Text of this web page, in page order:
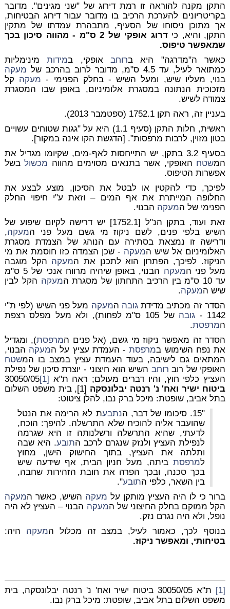
התקן מקנה להוראה זו רמת דירוג של "שני מגינים". מדובר
בקריטריונים להערכת הרכיב בו מדובר עבור דירוג הבטיחות,
אך מתוכן ניסוחו של הסעיף, מתבהרת עמדתו של מתקין
התקן, והיא, כי
דרוג אופקי של 2 ס"מ - מהווה סיכון בכך
שמאפשר טיפוס.
כאשר ה"מדרגה" היא ברוחבאופקי, במידותמינימליות
כמתואר לעיל, עד 4.5 ס"מ, מדובר לרוב בהרכב של
מעקה
בנוי, מעליו שיש, ומעל השיש -בחלק הפנימי - מעקה קל
מזכוכית הנתונה במסגרת אלומיניום, באופן שבו המסגרת
צמודה לשיש.
בעניין זה, ראה תקן 1752.1 (ספטמבר 2013).
ראשית, חלות התקן (סעיף 1.1) היא על "גגות שטוחים עשויים
בטון מזוין, לרבות מרפסות". [הדגשת הקו אינה במקור].
בסעיף 3.2 בתקן, יש התייחסות לאף-מים, שקיומו מגדיל את
המשטח האופקי, אשר בתנאים מסוימים מהווה מכשולבשל
אפשרות הטיפוס.
לפיכך, כדי להקטין או לבטל את הסיכון, מוצע לבצע את
החלופה המייתרת את אף המים – וזאת ע"י חיפוי החלק
הפנימי של המעקה הבנוי.
זאת ועוד, בתקן הנ"ל [1752.1] יש דרישה לקיום שיפוע של
השיש בלפי פנים, לשם ניקוז מי גשם מעל פני המעקה,
ודרישה זו נמצאת בסתירה עם הנוהג של הצמדת מסגרת
האלומיניום אל שיש המעקה - שכן הצמדה כזו חוסמת את מי
הניקוז. לפיכך, הפתרון הוא לתכנן את המעקה הקל מוגבה
מעל פני המעקה
הבנוי, באופן שיהיה מרווח אנכי של 5 ס"מ
עד 10 ס"מ בין הרכיב התחתון של מסגרת ה
מעקה הקל לבין
שיש המעקה.
הסדר זה מכתיב מדידתגובה המעקה מעל פני השיש (לפי ת"י
1142 -
גובה
של 105 ס"מ לפחות), ולא מעל מפלס רצפת
המרפסת.
הסדר זה מאפשר ניקוז מי גשם, (אל פנים המרפסת), ומגדיל
את נפח השימוש במרפסת- העמדת עציץ על המעקה הבנוי,
המתאים גם לישיבה, בעוד העמדת עציץ במצב בו המשטח
האופקי של רוב רוחב השיש הוא חיצוני - יוצרת סיכון של נפילת
העציץ כלפי חוץ, והיו דברים מעולם; ראה ת"א [1]
30050/05
ביטוח ישיר ואח' נ' רנטה יבלונסקה
[1], בית משפט השלום
בתל אביב, שופטת: מיכל ברק נבו, להלן ציטוט:
"15. סיכומו של דבר, ה
נתבעת לא הרימה את הנטל
שהועבר אליה להוכיח שלא התרשלה. להיפך: הוכח,
לדעתי, שהיא התרשלה ורשלנותה זו היא שגרמה
לנפילת העציץ ולנזק שנגרם לרכב התובע. היא שבה
ותלתה את העציץ, בתוך החישוק הישן, מחוץ
למרפסתביתה, מעל חניון הבית, אף שידעה שיש
בכך סכנה, ובכך הפרה את חובת הזהירות שחבה,
בין השאר, כלפי התובע".
ברור כי לו היה העציץ מותקן על מעקה השיש, כאשר המעקה
הקל ממוקם בחלק החיצוני של המעקה הבנוי – העציץ לא היה
נופל, ולא היה נגרם נזק.
בנוסף לכך, כאמור לעיל, במצב זה מכלול המעקה היה:
בטיחותי, ומאפשר ניקוז.
[1]
ת"א 30050/05 ביטוח ישיר ואח' נ' רנטה יבלונסקה, בית
משפט השלום בתל אביב, שופטת: מיכל ברק נבו.